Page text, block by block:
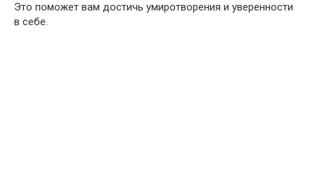
Это поможет вам достичь умиротворения и уверенности
в себе.